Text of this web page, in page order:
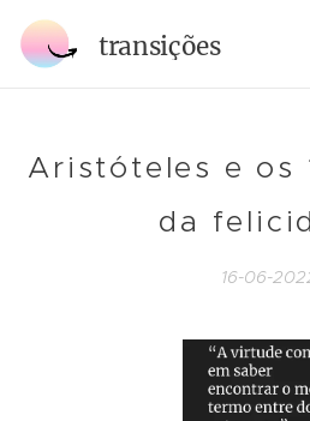
transições
Aristóteles e os
da
16-06-